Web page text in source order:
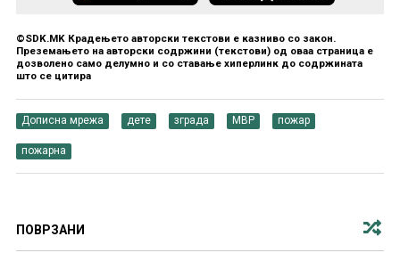
©SDK.MK Крадењето авторски текстови е казниво со закон.
Преземањето на авторски содржини (текстови) од оваа страница е
дозволено само делумно и со ставање хиперлинк до содржината
што се цитира
Дописна мрежа дете зграда МВР пожар
пожарна
ПОВРЗАНИ